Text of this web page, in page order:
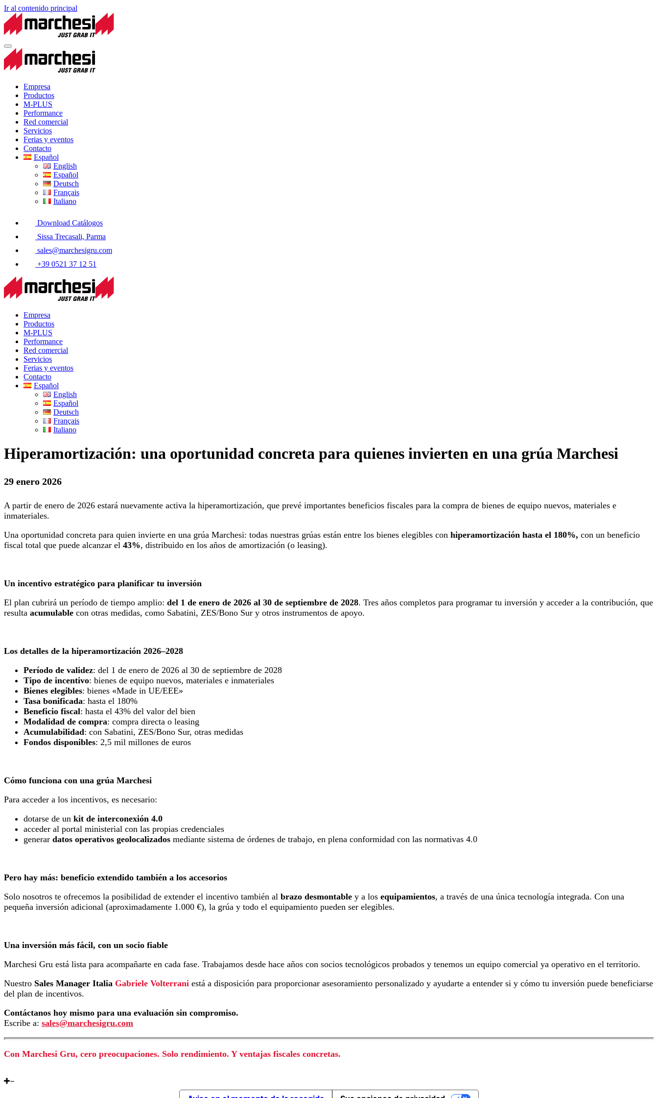
Ir al contenido principal
Empresa
Productos
M-PLUS
Performance
Red comercial
Servicios
Ferias y eventos
Contacto
Español
English
Español
Deutsch
Français
Italiano
Download Catálogos
Sissa Trecasali, Parma
sales@marchesigru.com
+39 0521 37 12 51
Empresa
Productos
M-PLUS
Performance
Red comercial
Servicios
Ferias y eventos
Contacto
Español
English
Español
Deutsch
Français
Italiano
Hiperamortización: una oportunidad concreta para quienes invierten en una grúa Marchesi
29 enero 2026
A partir de enero de 2026 estará nuevamente activa la hiperamortización, que prevé importantes beneficios fiscales para la compra de bienes de equipo nuevos, materiales e
inmateriales.
Una oportunidad concreta para quien invierte en una grúa Marchesi: todas nuestras grúas están entre los bienes elegibles con hiperamortización hasta el 180%, con un beneficio
fiscal total que puede alcanzar el 43%, distribuido en los años de amortización (o leasing).
Un incentivo estratégico para planificar tu inversión
El plan cubrirá un período de tiempo amplio: del 1 de enero de 2026 al 30 de septiembre de 2028. Tres años completos para programar tu inversión y acceder a la contribución, que
resulta acumulable con otras medidas, como Sabatini, ZES/Bono Sur y otros instrumentos de apoyo.
Los detalles de la hiperamortización 2026–2028
Período de validez: del 1 de enero de 2026 al 30 de septiembre de 2028
Tipo de incentivo: bienes de equipo nuevos, materiales e inmateriales
Bienes elegibles: bienes «Made in UE/EEE»
Tasa bonificada: hasta el 180%
Beneficio fiscal: hasta el 43% del valor del bien
Modalidad de compra: compra directa o leasing
Acumulabilidad: con Sabatini, ZES/Bono Sur, otras medidas
Fondos disponibles: 2,5 mil millones de euros
Cómo funciona con una grúa Marchesi
Para acceder a los incentivos, es necesario:
dotarse de un kit de interconexión 4.0
acceder al portal ministerial con las propias credenciales
generar datos operativos geolocalizados mediante sistema de órdenes de trabajo, en plena conformidad con las normativas 4.0
Pero hay más: beneficio extendido también a los accesorios
Solo nosotros te ofrecemos la posibilidad de extender el incentivo también al brazo desmontable y a los equipamientos, a través de una única tecnología integrada. Con una
pequeña inversión adicional (aproximadamente 1.000 €), la grúa y todo el equipamiento pueden ser elegibles.
Una inversión más fácil, con un socio fiable
Marchesi Gru está lista para acompañarte en cada fase. Trabajamos desde hace años con socios tecnológicos probados y tenemos un equipo comercial ya operativo en el territorio.
Nuestro Sales Manager Italia Gabriele Volterrani está a disposición para proporcionar asesoramiento personalizado y ayudarte a entender si y cómo tu inversión puede beneficiarse
del plan de incentivos.
Contáctanos hoy mismo para una evaluación sin compromiso.
Escribe a: sales@marchesigru.com
Con Marchesi Gru, cero preocupaciones. Solo rendimiento. Y ventajas fiscales concretas.